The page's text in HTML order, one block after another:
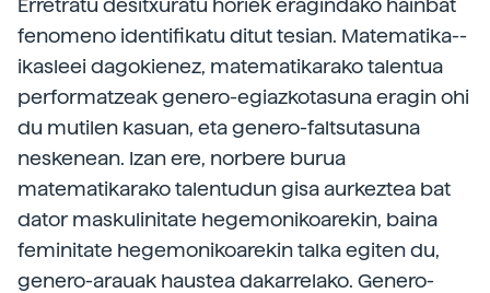
Erretratu desitxuratu horiek eragindako hainbat
fenomeno identifikatu ditut tesian. Matematika-­
ikasleei dagokienez, matematikarako talentua
performatzeak genero-egiazkotasuna eragin ohi
du mutilen kasuan, eta genero-faltsutasuna
neskenean. Izan ere, norbere burua
matematikarako talentudun gisa aurkeztea bat
dator maskulinitate hegemonikoarekin, baina
feminitate hegemonikoarekin talka egiten du,
genero-arauak haustea dakarrelako. Genero-